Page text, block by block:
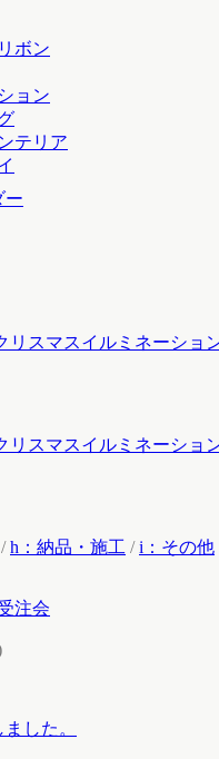
ボン
ョン
テリア
ー
リスマスイルミネーショ
リスマスイルミネーショ
/h：納品・施工 /i：その他
注会
した。